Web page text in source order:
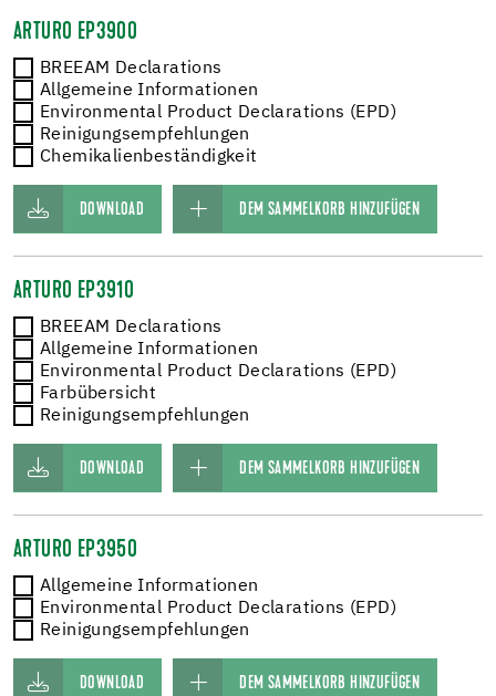
ARTURO EP3900
BREEAM Declarations
Allgemeine Informationen
Environmental Product Declarations (EPD)
Reinigungsempfehlungen
Chemikalienbeständigkeit
DOWNLOAD DEM SAMMELKORB HINZUFÜGEN
ARTURO EP3910
BREEAM Declarations
Allgemeine Informationen
Environmental Product Declarations (EPD)
Farbübersicht
Reinigungsempfehlungen
DOWNLOAD DEM SAMMELKORB HINZUFÜGEN
ARTURO EP3950
Allgemeine Informationen
Environmental Product Declarations (EPD)
Reinigungsempfehlungen
DOWNLOAD DEM SAMMELKORB HINZUFÜGEN